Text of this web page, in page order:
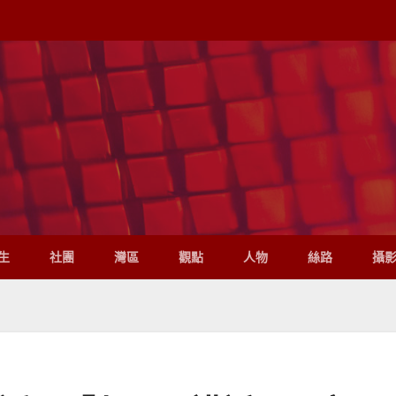
社團 灣區 觀點 人物 絲路 攝